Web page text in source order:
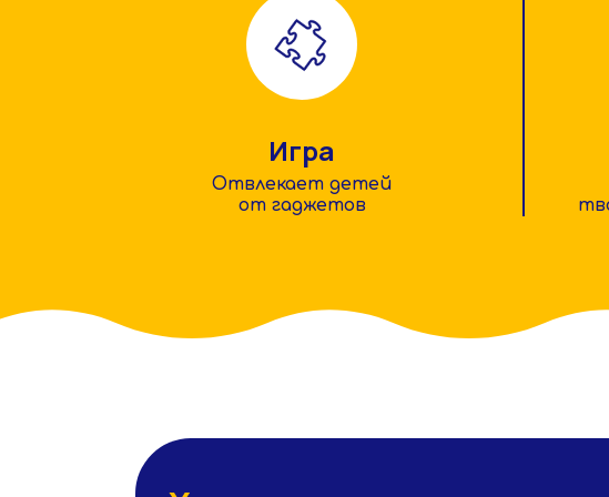
Игра
Отвлекает детей
от гаджетов